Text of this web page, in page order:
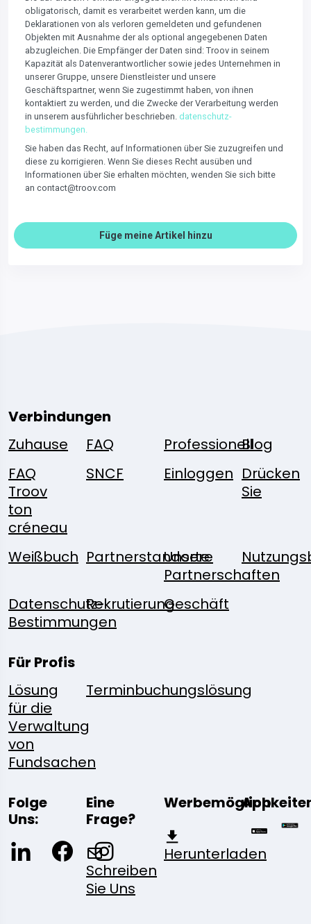
obligatorisch, damit es verarbeitet werden kann, um die
Deklarationen von als verloren gemeldeten und gefundenen
Objekten mit Ausnahme der als optional angegebenen Daten
abzugleichen. Die Empfänger der Daten sind: Troov in seinem
Kapazität als Datenverantwortlicher sowie jedes Unternehmen in
unserer Gruppe, unsere Dienstleister und unsere
Geschäftspartner, wenn Sie zugestimmt haben, von ihnen
kontaktiert zu werden, und die Zwecke der Verarbeitung werden
in unserem ausführlicher beschrieben. datenschutz-
bestimmungen.
Sie haben das Recht, auf Informationen über Sie zuzugreifen und
diese zu korrigieren. Wenn Sie dieses Recht ausüben und
Informationen über Sie erhalten möchten, wenden Sie sich bitte
an contact@troov.com
Füge meine Artikel hinzu
Verbindungen
Zuhause
FAQ ProfessionellBlog
FAQ
Troov
ton
créneau
SNCF Einloggen Drücken
Sie
Weißbuch Partnerstandorte
Unsere
Partnerschaften
Datenschutz-
Bestimmungen
RekrutierungGeschäft
Für Profis
Lösung
für die
Verwaltung
von
Fundsachen
Terminbuchungslösung
Folge
Uns:
Eine
Frage?
Schreiben
Sie Uns
Herunterladen
App